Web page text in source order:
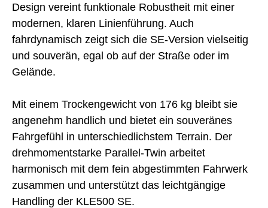
Design vereint funktionale Robustheit mit einer
modernen, klaren Linienführung. Auch
fahrdynamisch zeigt sich die SE-Version vielseitig
und souverän, egal ob auf der Straße oder im
Gelände.
Mit einem Trockengewicht von 176 kg bleibt sie
angenehm handlich und bietet ein souveränes
Fahrgefühl in unterschiedlichstem Terrain. Der
drehmomentstarke Parallel-Twin arbeitet
harmonisch mit dem fein abgestimmten Fahrwerk
zusammen und unterstützt das leichtgängige
Handling der KLE500 SE.